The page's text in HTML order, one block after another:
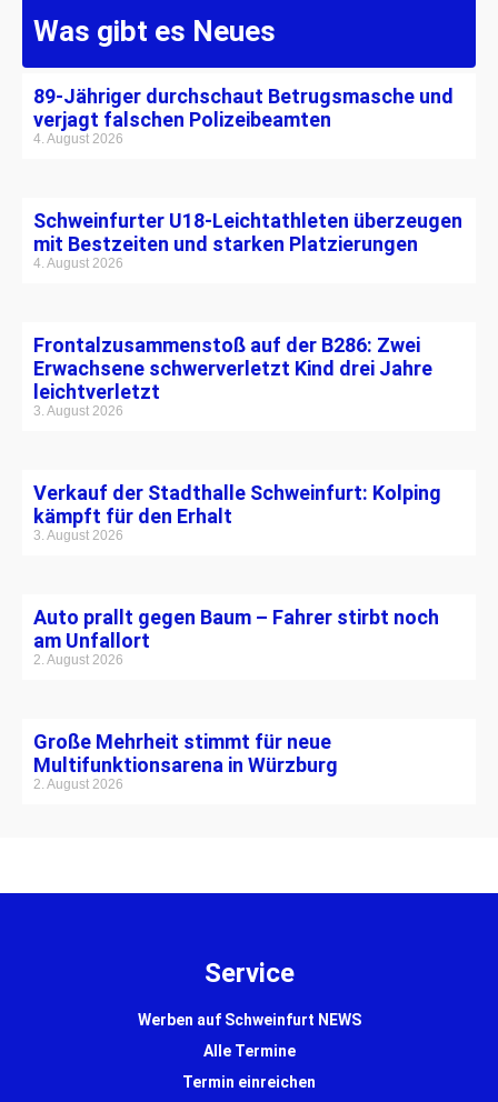
Was gibt es Neues
89-Jähriger durchschaut Betrugsmasche und
verjagt falschen Polizeibeamten
4. August 2026
Schweinfurter U18-Leichtathleten überzeugen
mit Bestzeiten und starken Platzierungen
4. August 2026
Frontalzusammenstoß auf der B286: Zwei
Erwachsene schwerverletzt Kind drei Jahre
leichtverletzt
3. August 2026
Verkauf der Stadthalle Schweinfurt: Kolping
kämpft für den Erhalt
3. August 2026
Auto prallt gegen Baum – Fahrer stirbt noch
am Unfallort
2. August 2026
Große Mehrheit stimmt für neue
Multifunktionsarena in Würzburg
2. August 2026
Service
Werben auf Schweinfurt NEWS
Alle Termine
Termin einreichen